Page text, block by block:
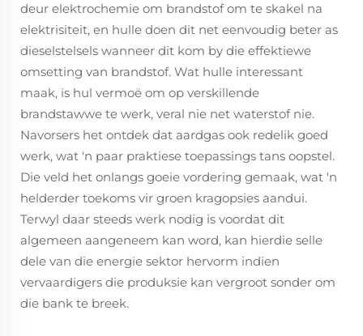
deur elektrochemie om brandstof om te skakel na
elektrisiteit, en hulle doen dit net eenvoudig beter as
dieselstelsels wanneer dit kom by die effektiewe
omsetting van brandstof. Wat hulle interessant
maak, is hul vermoë om op verskillende
brandstawwe te werk, veral nie net waterstof nie.
Navorsers het ontdek dat aardgas ook redelik goed
werk, wat 'n paar praktiese toepassings tans oopstel.
Die veld het onlangs goeie vordering gemaak, wat 'n
helderder toekoms vir groen kragopsies aandui.
Terwyl daar steeds werk nodig is voordat dit
algemeen aangeneem kan word, kan hierdie selle
dele van die energie sektor hervorm indien
vervaardigers die produksie kan vergroot sonder om
die bank te breek.